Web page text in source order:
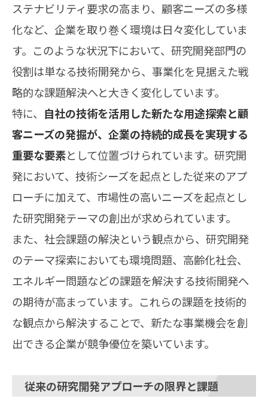
ステナビリティ要求の高まり、顧客ニーズの多様
化など、企業を取り巻く環境は日々変化していま
す。このような状況下において、研究開発部門の
役割は単なる技術開発から、事業化を見据えた戦
略的な課題解決へと大きく変化しています。
特に、 自社の技術を活用した新たな用途探索と顧
客ニーズの発掘が、企業の持続的成長を実現する
重要な要素として位置づけられています。研究開
発において、技術シーズを起点とした従来のアプ
ローチに加えて、市場性の高いニーズを起点とし
た研究開発テーマの創出が求められています。
また、社会課題の解決という観点から、研究開発
のテーマ探索においても環境問題、高齢化社会、
エネルギー問題などの課題を解決する技術開発へ
の期待が高まっています。これらの課題を技術的
な観点から解決することで、新たな事業機会を創
出できる企業が競争優位を築いています。
従来の研究開発アプローチの限界と課題